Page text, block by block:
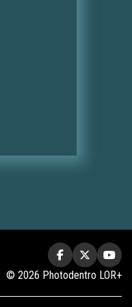
© 2026 Photodentro LOR+